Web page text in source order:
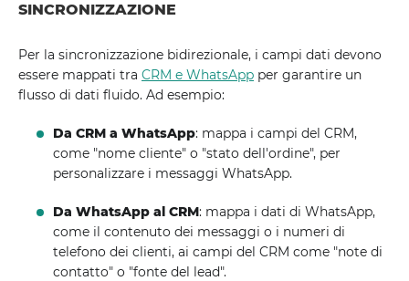
SINCRONIZZAZIONE
Per la sincronizzazione bidirezionale, i campi dati devono
essere mappati tra CRM e WhatsApp per garantire un
flusso di dati fluido. Ad esempio:
Da CRM a WhatsApp: mappa i campi del CRM,
come "nome cliente" o "stato dell'ordine", per
personalizzare i messaggi WhatsApp.
Da WhatsApp al CRM: mappa i dati di WhatsApp,
come il contenuto dei messaggi o i numeri di
telefono dei clienti, ai campi del CRM come "note di
contatto" o "fonte del lead".